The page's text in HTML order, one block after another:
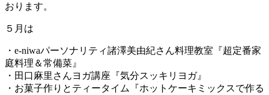
おります。
５月は
・e-niwaパーソナリティ諸澤美由紀さん料理教室『超定番家
庭料理＆常備菜』
・田口麻里さんヨガ講座『気分スッキリヨガ』
・お菓子作りとティータイム『ホットケーキミックスで作る